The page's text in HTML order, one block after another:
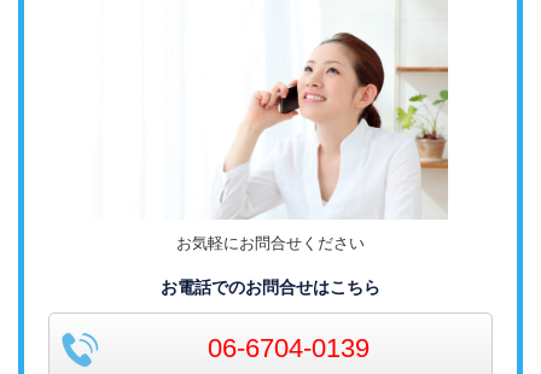
お気軽にお問合せください
お電話でのお問合せはこちら
06-6704-0139